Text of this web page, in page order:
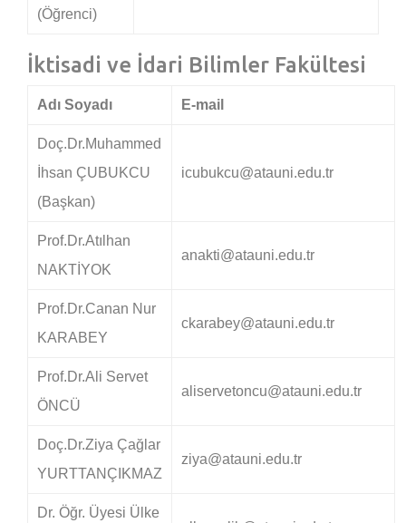
(Öğrenci)
İktisadi ve İdari Bilimler Fakültesi
Adı Soyadı E-mail
Doç.Dr.Muhammed
İhsan ÇUBUKCU
(Başkan)
icubukcu@atauni.edu.tr
Prof.Dr.Atılhan
NAKTİYOK
anakti@atauni.edu.tr
Prof.Dr.Canan Nur
KARABEY
ckarabey@atauni.edu.tr
Prof.Dr.Ali Servet
ÖNCÜ
aliservetoncu@atauni.edu.tr
Doç.Dr.Ziya Çağlar
YURTTANÇIKMAZ
ziya@atauni.edu.tr
Dr. Öğr. Üyesi Ülke